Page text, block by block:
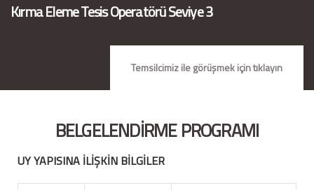
Kırma Eleme Tesis Operatörü Seviye 3
Temsilcimiz ile görüşmek için tıklayın
BELGELENDİRME PROGRAMI
UY YAPISINA İLİŞKİN BİLGİLER